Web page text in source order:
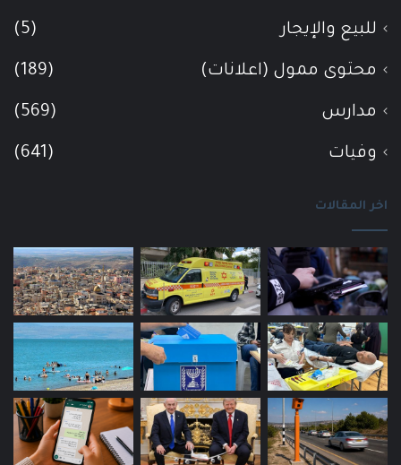
للبيع والإيجار (5)
محتوى ممول (اعلانات) (189)
مدارس (569)
وفيات (641)
اخر المقالات